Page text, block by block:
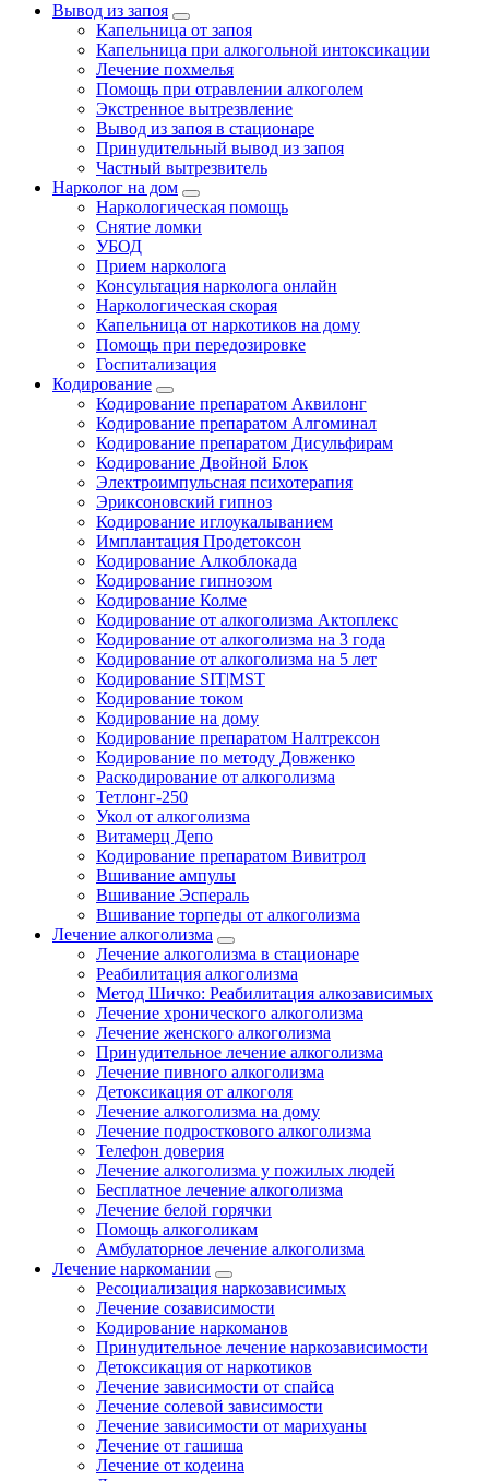
Вывод из запоя
Капельница от запоя
Капельница при алкогольной интоксикации
Лечение похмелья
Помощь при отравлении алкоголем
Экстренное вытрезвление
Вывод из запоя в стационаре
Принудительный вывод из запоя
Частный вытрезвитель
Нарколог на дом
Наркологическая помощь
Снятие ломки
УБОД
Прием нарколога
Консультация нарколога онлайн
Наркологическая скорая
Капельница от наркотиков на дому
Помощь при передозировке
Госпитализация
Кодирование
Кодирование препаратом Аквилонг
Кодирование препаратом Алгоминал
Кодирование препаратом Дисульфирам
Кодирование Двойной Блок
Электроимпульсная психотерапия
Эриксоновский гипноз
Кодирование иглоукалыванием
Имплантация Продетоксон
Кодирование Алкоблокада
Кодирование гипнозом
Кодирование Колме
Кодирование от алкоголизма Актоплекс
Кодирование от алкоголизма на 3 года
Кодирование от алкоголизма на 5 лет
Кодирование SIT|MST
Кодирование током
Кодирование на дому
Кодирование препаратом Налтрексон
Кодирование по методу Довженко
Раскодирование от алкоголизма
Тетлонг-250
Укол от алкоголизма
Витамерц Депо
Кодирование препаратом Вивитрол
Вшивание ампулы
Вшивание Эспераль
Вшивание торпеды от алкоголизма
Лечение алкоголизма
Лечение алкоголизма в стационаре
Реабилитация алкоголизма
Метод Шичко: Реабилитация алкозависимых
Лечение хронического алкоголизма
Лечение женского алкоголизма
Принудительное лечение алкоголизма
Лечение пивного алкоголизма
Детоксикация от алкоголя
Лечение алкоголизма на дому
Лечение подросткового алкоголизма
Телефон доверия
Лечение алкоголизма у пожилых людей
Бесплатное лечение алкоголизма
Лечение белой горячки
Помощь алкоголикам
Амбулаторное лечение алкоголизма
Лечение наркомании
Ресоциализация наркозависимых
Лечение созависимости
Кодирование наркоманов
Принудительное лечение наркозависимости
Детоксикация от наркотиков
Лечение зависимости от спайса
Лечение солевой зависимости
Лечение зависимости от марихуаны
Лечение от гашиша
Лечение от кодеина